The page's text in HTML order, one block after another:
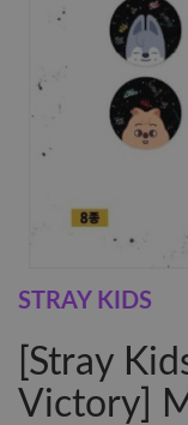
STRAY KIDS
[Stray
Victory]